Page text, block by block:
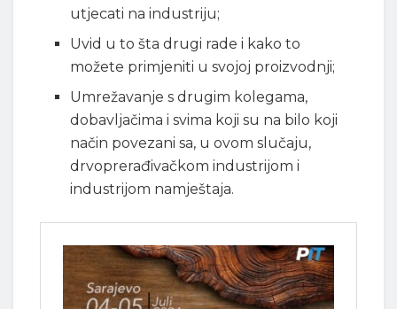
utjecati na industriju;
Uvid u to šta drugi rade i kako to
možete primjeniti u svojoj proizvodnji;
Umrežavanje s drugim kolegama,
dobavljačima i svima koji su na bilo koji
način povezani sa, u ovom slučaju,
drvoprerađivačkom industrijom i
industrijom namještaja.